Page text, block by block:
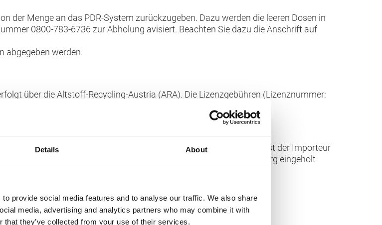
Details About
provide social media features and to analyse our traffic. We also share
media, advertising and analytics partners who may combine it with
that they’ve collected from your use of their services.
der Menge an das PDR-System zurückzugeben. Dazu werden die leeren Dosen in
0800-783-6736 zur Abholung avisiert. Beachten Sie dazu die Anschrift auf
abgegeben werden.
über die Altstoff-Recycling-Austria (ARA). Die Lizenzgebühren (Lizenznummer:
erfolgt in den anderen EU-Staaten unterschiedlich. In der Regel ist der Importeur
zu diesem Thema können unter der Internetadresse www.pro-e.org eingeholt